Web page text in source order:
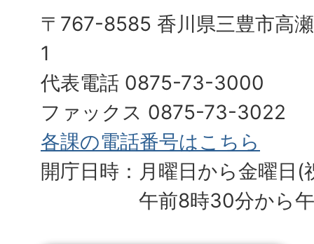
〒767-8585 香川県三豊市高
1
代表電話 0875-73-3000
ファックス 0875-73-3022
各課の電話番号はこちら
開庁日時：月曜日から金曜日(
午前8時30分から